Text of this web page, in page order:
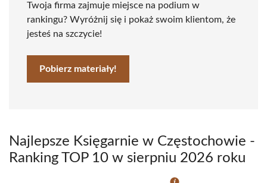
Twoja firma zajmuje miejsce na podium w
rankingu? Wyróżnij się i pokaż swoim klientom, że
jesteś na szczycie!
Pobierz materiały!
Najlepsze Księgarnie w Częstochowie -
Ranking TOP 10 w sierpniu 2026 roku